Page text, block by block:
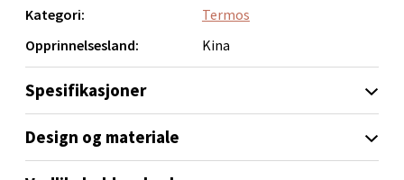
lett tilgjengelig.
Kategori:
Termos
Opprinnelsesland:
Kina
Spesifikasjoner
Design og materiale
0 i butikk
Orkanger - Thon Senter Orkanger